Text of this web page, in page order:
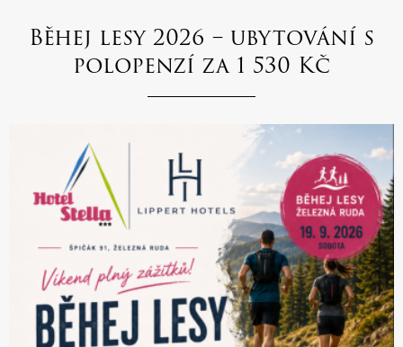
Běhej lesy 2026 – ubytování s
polopenzí za 1 530 Kč